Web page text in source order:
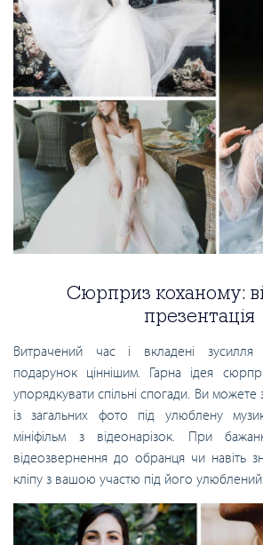
Сюрприз коханому:
презентація
Витрачений час і вкладені зусилля
подарунок ціннішим. Гарна ідея
упорядкувати спільні спогади. Ви можете
із загальних фото під улюблену
мініфільм з відеонарізок. При
відеозвернення до обранця чи навіть
кліпу з вашою участю під його улюблений